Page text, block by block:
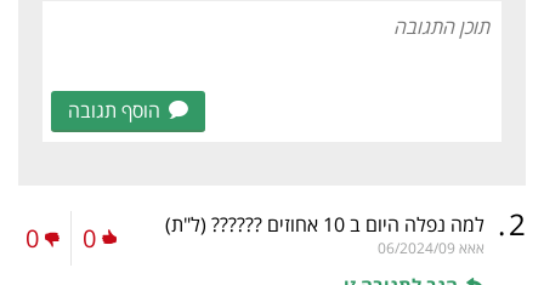
הוסף תגובה
2
. למה נפלה היום ב 10 אחוזים ?????? (ל"ת)
אאא 06/2024/09
0
0